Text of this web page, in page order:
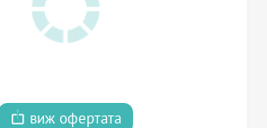
виж офертата